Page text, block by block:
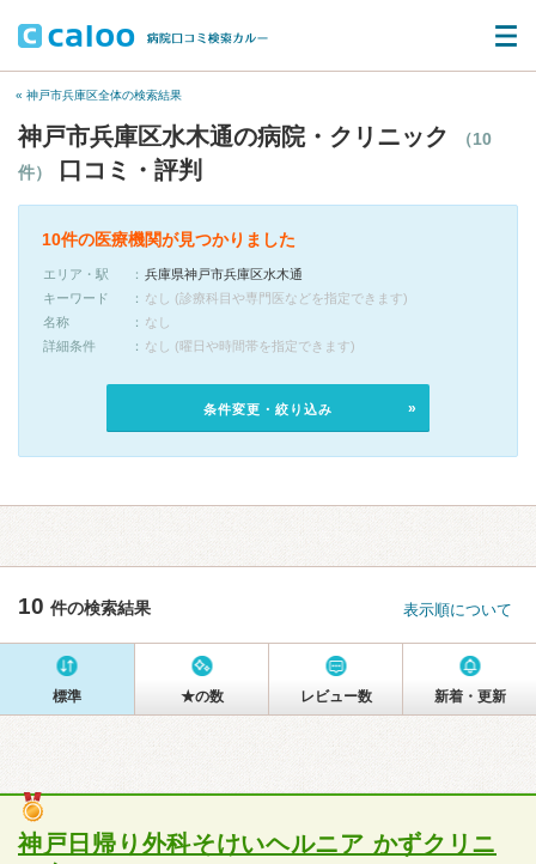
« 神戸市兵庫区全体の検索結果
神戸市兵庫区水木通の病院・クリニック
（10
件）
口コミ・評判
10件の医療機関が見つかりました
エリア・駅
兵庫県神戸市兵庫区水木通
キーワード
なし (診療科目や専門医などを指定できます)
名称
なし
詳細条件
なし (曜日や時間帯を指定できます)
条件変更・絞り込み
10 件の検索結果 表示順について
標準 ★の数 レビュー数 新着・更新
神戸日帰り外科そけいヘルニア かずクリニ